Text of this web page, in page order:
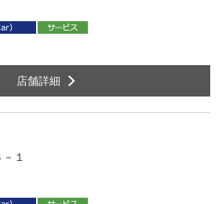
店舗詳細
１